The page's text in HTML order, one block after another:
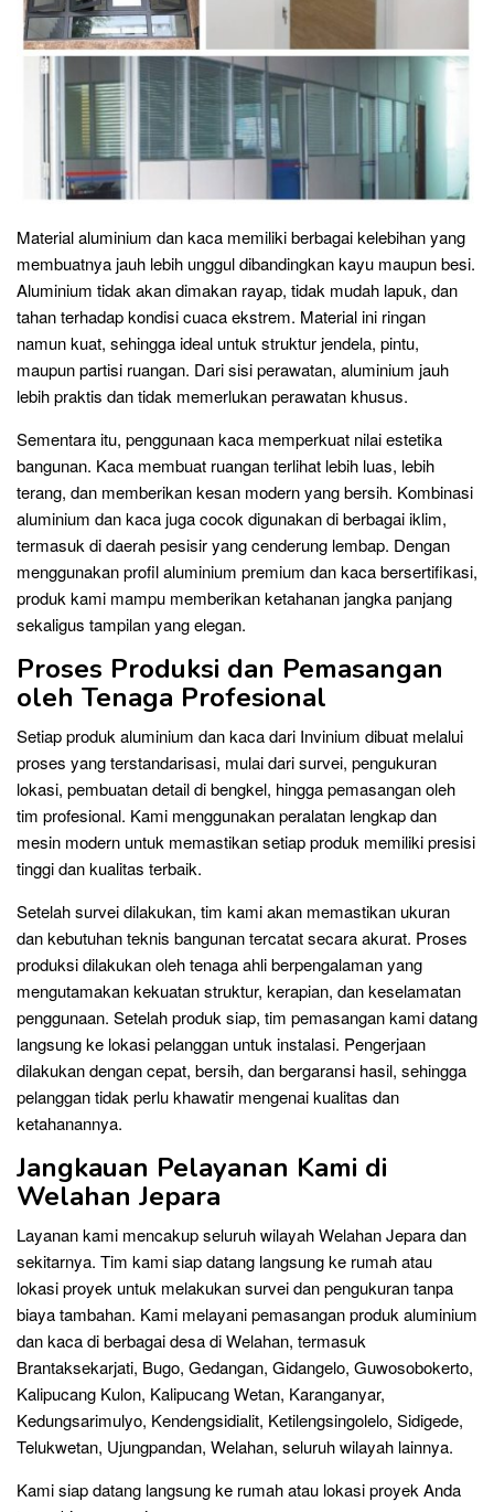
Material aluminium dan kaca memiliki berbagai kelebihan yang
membuatnya jauh lebih unggul dibandingkan kayu maupun besi.
Aluminium tidak akan dimakan rayap, tidak mudah lapuk, dan
tahan terhadap kondisi cuaca ekstrem. Material ini ringan
namun kuat, sehingga ideal untuk struktur jendela, pintu,
maupun partisi ruangan. Dari sisi perawatan, aluminium jauh
lebih praktis dan tidak memerlukan perawatan khusus.
Sementara itu, penggunaan kaca memperkuat nilai estetika
bangunan. Kaca membuat ruangan terlihat lebih luas, lebih
terang, dan memberikan kesan modern yang bersih. Kombinasi
aluminium dan kaca juga cocok digunakan di berbagai iklim,
termasuk di daerah pesisir yang cenderung lembap. Dengan
menggunakan profil aluminium premium dan kaca bersertifikasi,
produk kami mampu memberikan ketahanan jangka panjang
sekaligus tampilan yang elegan.
Proses Produksi dan Pemasangan
oleh Tenaga Profesional
Setiap produk aluminium dan kaca dari Invinium dibuat melalui
proses yang terstandarisasi, mulai dari survei, pengukuran
lokasi, pembuatan detail di bengkel, hingga pemasangan oleh
tim profesional. Kami menggunakan peralatan lengkap dan
mesin modern untuk memastikan setiap produk memiliki presisi
tinggi dan kualitas terbaik.
Setelah survei dilakukan, tim kami akan memastikan ukuran
dan kebutuhan teknis bangunan tercatat secara akurat. Proses
produksi dilakukan oleh tenaga ahli berpengalaman yang
mengutamakan kekuatan struktur, kerapian, dan keselamatan
penggunaan. Setelah produk siap, tim pemasangan kami datang
langsung ke lokasi pelanggan untuk instalasi. Pengerjaan
dilakukan dengan cepat, bersih, dan bergaransi hasil, sehingga
pelanggan tidak perlu khawatir mengenai kualitas dan
ketahanannya.
Jangkauan Pelayanan Kami di
Welahan Jepara
Layanan kami mencakup seluruh wilayah Welahan Jepara dan
sekitarnya. Tim kami siap datang langsung ke rumah atau
lokasi proyek untuk melakukan survei dan pengukuran tanpa
biaya tambahan. Kami melayani pemasangan produk aluminium
dan kaca di berbagai desa di Welahan, termasuk
Brantaksekarjati, Bugo, Gedangan, Gidangelo, Guwosobokerto,
Kalipucang Kulon, Kalipucang Wetan, Karanganyar,
Kedungsarimulyo, Kendengsidialit, Ketilengsingolelo, Sidigede,
Telukwetan, Ujungpandan, Welahan, seluruh wilayah lainnya.
Kami siap datang langsung ke rumah atau lokasi proyek Anda